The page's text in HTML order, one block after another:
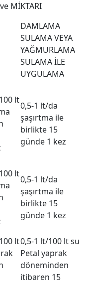
MİKTARI
DAMLAMA
SULAMA VEYA
YAĞMURLAMA
SULAMA İLE
UYGULAMA
lt
0,5-1 lt/da
şaşırtma ile
birlikte 15
günde 1 kez
lt
0,5-1 lt/da
şaşırtma ile
birlikte 15
günde 1 kez
lt0,5-1 lt/100 lt su
Petal yaprak
döneminden
itibaren 15